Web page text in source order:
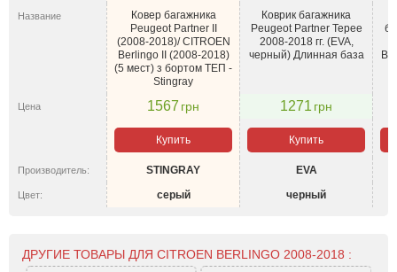
Название
Ковер багажника
Peugeot Partner II
(2008-2018)/ CITROEN
Berlingo II (2008-2018)
(5 мест) з бортом ТЕП -
Stingray
Коврик багажника
Peugeot Partner Tepee
2008-2018 гг. (EVA,
черный) Длинная база
Цена 1567 грн 1271 грн
Купить Купить
Производитель: STINGRAY EVA
Цвет: серый черный
ДРУГИЕ ТОВАРЫ ДЛЯ CITROEN BERLINGO 2008-2018 :